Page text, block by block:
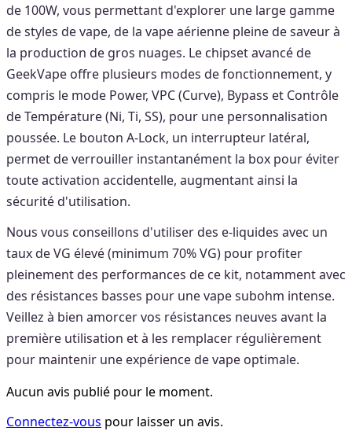
de 100W, vous permettant d'explorer une large gamme
de styles de vape, de la vape aérienne pleine de saveur à
la production de gros nuages. Le chipset avancé de
GeekVape offre plusieurs modes de fonctionnement, y
compris le mode Power, VPC (Curve), Bypass et Contrôle
de Température (Ni, Ti, SS), pour une personnalisation
poussée. Le bouton A-Lock, un interrupteur latéral,
permet de verrouiller instantanément la box pour éviter
toute activation accidentelle, augmentant ainsi la
sécurité d'utilisation.
Nous vous conseillons d'utiliser des e-liquides avec un
taux de VG élevé (minimum 70% VG) pour profiter
pleinement des performances de ce kit, notamment avec
des résistances basses pour une vape subohm intense.
Veillez à bien amorcer vos résistances neuves avant la
première utilisation et à les remplacer régulièrement
pour maintenir une expérience de vape optimale.
Aucun avis publié pour le moment.
Connectez-vous pour laisser un avis.